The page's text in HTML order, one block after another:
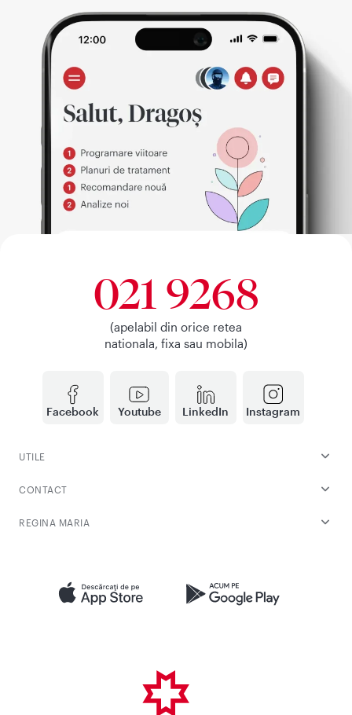
Facebook Youtube LinkedIn Instagram
021 9268
(apelabil din orice retea
nationala, fixa sau mobila)
UTILE
CONTACT
REGINA MARIA